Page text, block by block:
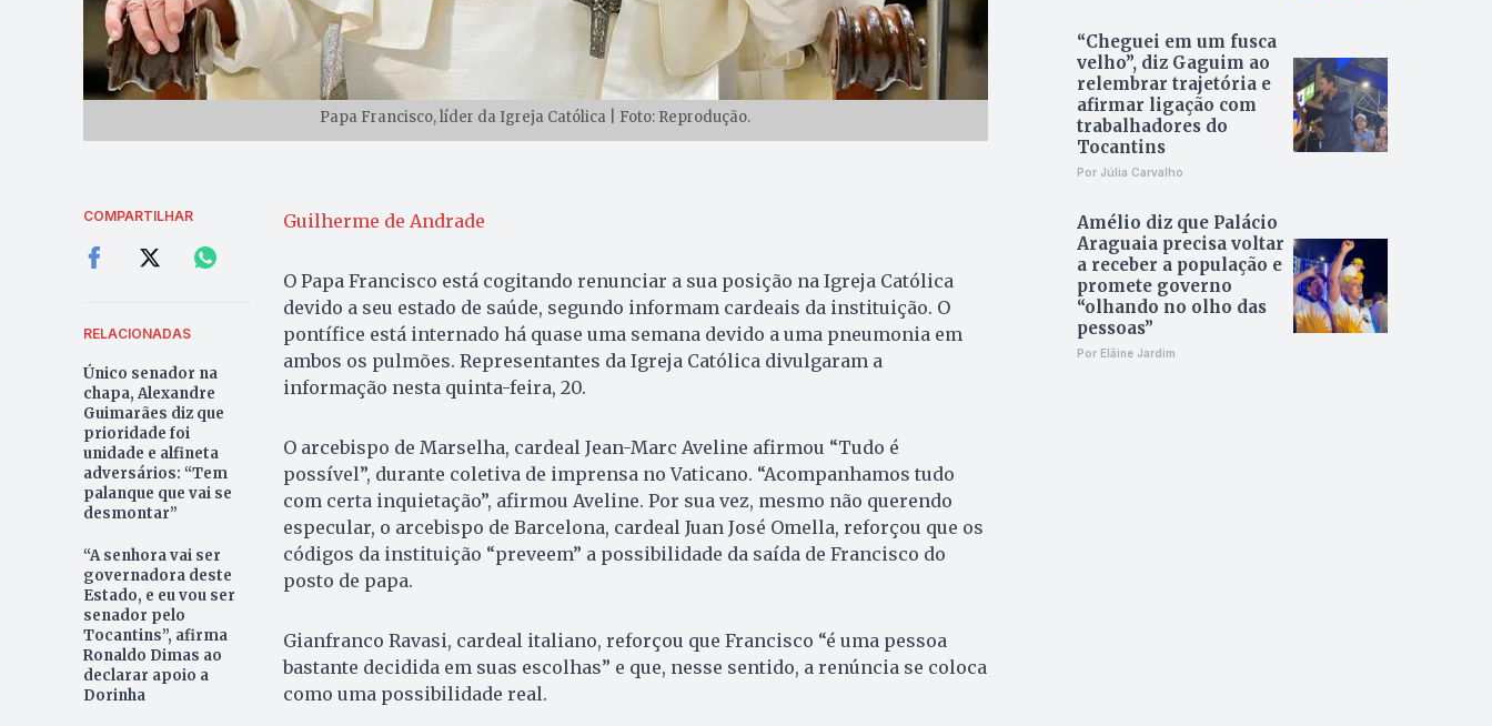
Papa Francisco, líder da Igreja Católica | Foto: Reprodução.
COMPARTILHAR
RELACIONADAS
Único senador na
chapa, Alexandre
Guimarães diz que
prioridade foi
unidade e alfineta
adversários: “Tem
palanque que vai se
desmontar”
“A senhora vai ser
governadora deste
Estado, e eu vou ser
senador pelo
Tocantins”, afirma
Ronaldo Dimas ao
declarar apoio a
Dorinha
Guilherme de Andrade
O Papa Francisco está cogitando renunciar a sua posição na Igreja Católica
devido a seu estado de saúde, segundo informam cardeais da instituição. O
pontífice está internado há quase uma semana devido a uma pneumonia em
ambos os pulmões. Representantes da Igreja Católica divulgaram a
informação nesta quinta-feira, 20.
O arcebispo de Marselha, cardeal Jean-Marc Aveline afirmou “Tudo é
possível”, durante coletiva de imprensa no Vaticano. “Acompanhamos tudo
com certa inquietação”, afirmou Aveline. Por sua vez, mesmo não querendo
especular, o arcebispo de Barcelona, cardeal Juan José Omella, reforçou que os
códigos da instituição “preveem” a possibilidade da saída de Francisco do
posto de papa.
Gianfranco Ravasi, cardeal italiano, reforçou que Francisco “é uma pessoa
bastante decidida em suas escolhas” e que, nesse sentido, a renúncia se coloca
como uma possibilidade real.
“Cheguei em um fusca
velho”, diz Gaguim ao
relembrar trajetória e
afirmar ligação com
trabalhadores do
Tocantins
Por Júlia Carvalho
Amélio diz que Palácio
Araguaia precisa voltar
a receber a população e
promete governo
“olhando no olho das
pessoas”
Por Elâine Jardim